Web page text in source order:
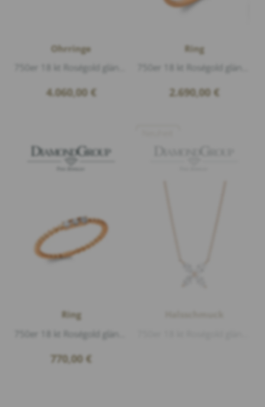
Ohrringe
4.060,00 €
Ring
2.690,00 €
Ring
770,00 €